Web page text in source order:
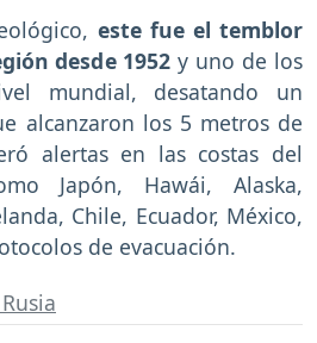
este fue el temblor
desde 1952y uno de los
mundial, desatando un
alcanzaron los 5 metros de
alertas en las costas del
Japón, Hawái, Alaska,
Chile, Ecuador, México,
de evacuación.